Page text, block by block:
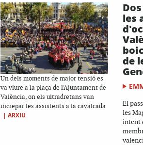
Un dels moments de major tensió es
va viure a la plaça de l'Ajuntament de
València, on els ultradretans van
increpar les assistents a la cavalcada
| ARXIU
les
de
El
les
intent